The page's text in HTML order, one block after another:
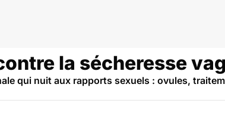
la sécheresse
qui nuit aux rapports sexuels : ovules,